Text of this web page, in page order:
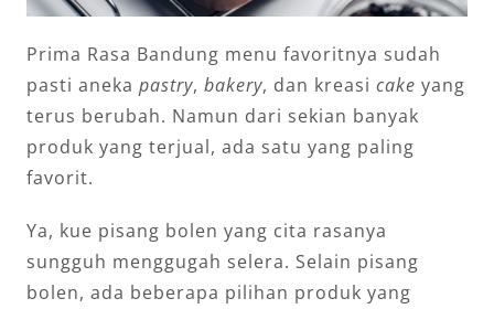
Prima Rasa Bandung menu favoritnya sudah
pasti aneka pastry, bakery, dan kreasi cake yang
terus berubah. Namun dari sekian banyak
produk yang terjual, ada satu yang paling
favorit.
Ya, kue pisang bolen yang cita rasanya
sungguh menggugah selera. Selain pisang
bolen, ada beberapa pilihan produk yang